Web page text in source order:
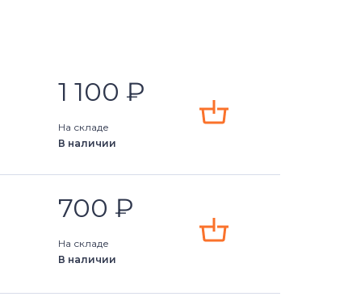
Универсальный
1 100 ₽
На складе
В наличии
700 ₽
На складе
В наличии